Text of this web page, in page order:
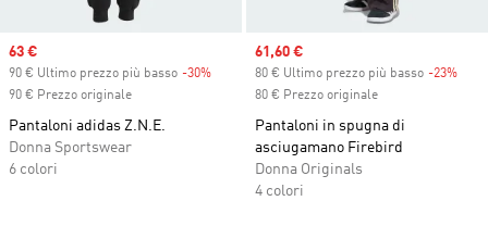
Sale price
63 €
90 € Ultimo prezzo più basso -30% Discount
90 € Prezzo originale
Pantaloni adidas Z.N.E.
Donna Sportswear
6 colori
Sale price
61,60 €
80 € Ultimo prezzo più basso -23%
80 € Prezzo originale
Pantaloni in spugna di
asciugamano Firebird
Donna Originals
4 colori